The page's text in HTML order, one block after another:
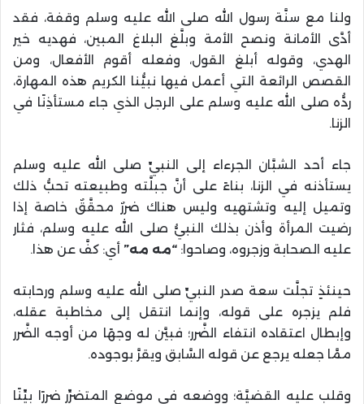
ولنا مع سنَّة رسول الله صلى الله عليه وسلم وقفة، فقد
أدَّى الأمانة ونصح الأمة وبلَّغ البلاغ المبين، فهديه خير
الهدي، وقوله أبلغ القول، وفعله أقوم الأفعال، ومن
القصص الرائعة التي أعمل فيها نبيُّنا الكريم هذه المهارة،
ردُّه صلى الله عليه وسلم على الرجل الذي جاء مستأذِنًا في
الزنا.
جاء أحد الشبَّان الجرءاء إلى النبيِّ صلى الله عليه وسلم
يستأذنه في الزنا، بناءً على أنَّ جبلَّته وطبيعته تحبُّ ذلك
وتميل إليه وتشتهيه وليس هناك ضررٌ محقَّقٌ خاصة إذا
رضيت المرأة وأذن بذلك النبيُّ صلى الله عليه وسلم، فثار
عليه الصحابة وزجروه، وصاحوا: “مه مه” أي: كفَّ عن هذا.
حينئذٍ تجلَّت سعة صدر النبيِّ صلى الله عليه وسلم ورحابته
فلم يزجره على قوله، وإنما انتقل إلى مخاطبة عقله،
وإبطال اعتقاده انتفاء الضَّرر؛ فبيَّن له وجهًا من أوجه الضَّرر
ممَّا جعله يرجع عن قوله السَّابق ويقرَّ بوجوده.
وقلب عليه القضيَّة؛ ووضعه في موضع المتضرِّر ضررًا بيِّنًا